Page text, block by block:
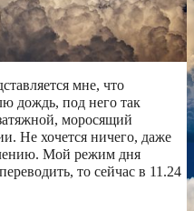
мне, что
дождь, под него так
моросящий
Не хочется ничего, даже
Мой режим дня
то сейчас в 11.24